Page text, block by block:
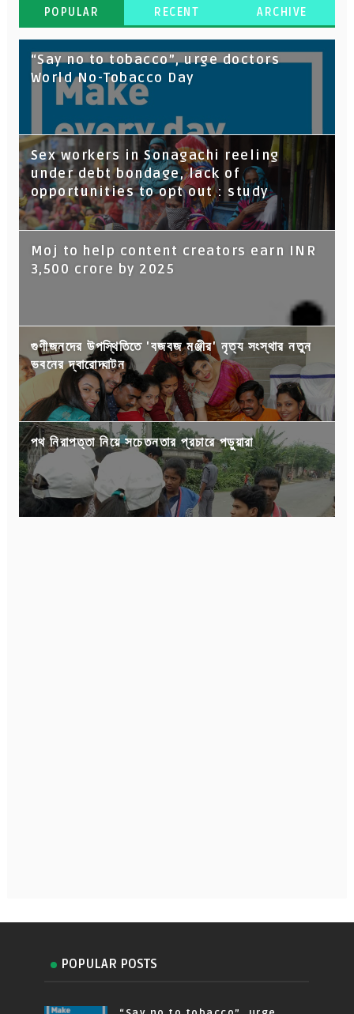
POPULAR RECENT ARCHIVE
“Say no to tobacco”, urge doctors
World No-Tobacco Day
Sex workers in Sonagachi reeling
under debt bondage, lack of
opportunities to opt out : study
Moj to help content creators earn INR
3,500 crore by 2025
গুণীজনদের উপস্থিতিতে 'বজবজ মঞ্জীর' নৃত্য সংস্থার নতুন
ভবনের দ্বারোদ্ঘাটন
পথ নিরাপত্তা নিয়ে সচেতনতার প্রচারে পড়ুয়ারা
POPULAR POSTS